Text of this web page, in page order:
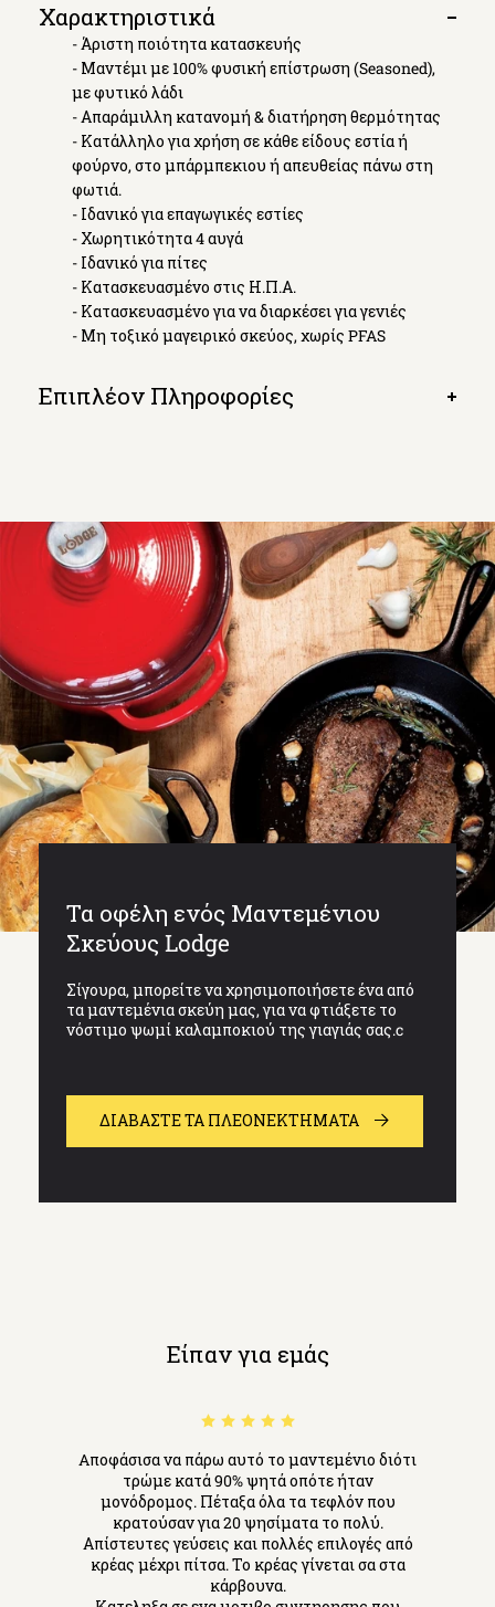
Χαρακτηριστικά
Open
- Άριστη ποιότητα κατασκευής
- Μαντέμι με 100% φυσική επίστρωση (Seasoned),
με φυτικό λάδι
- Απαράμιλλη κατανομή & διατήρηση θερμότητας
- Κατάλληλο για χρήση σε κάθε είδους εστία ή
φούρνο, στο μπάρμπεκιου ή απευθείας πάνω στη
φωτιά.
- Ιδανικό για επαγωγικές εστίες
- Χωρητικότητα 4 αυγά
- Ιδανικό για πίτες
- Κατασκευασμένο στις Η.Π.Α.
- Κατασκευασμένο για να διαρκέσει για γενιές
- Μη τοξικό μαγειρικό σκεύος, χωρίς PFAS
Επιπλέον Πληροφορίες
Open
Τα οφέλη ενός Μαντεμένιου
Σκεύους Lodge
Σίγουρα, μπορείτε να χρησιμοποιήσετε ένα από
τα μαντεμένια σκεύη μας, για να φτιάξετε το
νόστιμο ψωμί καλαμποκιού της γιαγιάς σας.c
ΔΙΑΒΆΣΤΕ ΤΑ ΠΛΕΟΝΕΚΤΗΜΑΤΑ
Είπαν για εμάς
Aποφάσισα να πάρω αυτό το μαντεμένιο διότι
τρώμε κατά 90% ψητά οπότε ήταν
μονόδρομος. Πέταξα όλα τα τεφλόν που
κρατούσαν για 20 ψησίματα το πολύ.
Απίστευτες γεύσεις και πολλές επιλογές από
κρέας μέχρι πίτσα. Το κρέας γίνεται σα στα
κάρβουνα.